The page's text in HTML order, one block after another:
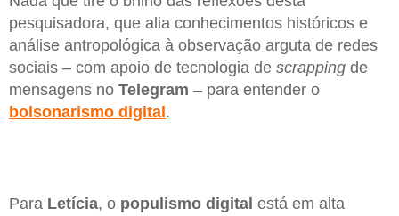
pesquisadora, que alia conhecimentos históricos e
análise antropológica à observação arguta de redes
sociais – com apoio de tecnologia de scrapping de
mensagens no Telegram – para entender o
bolsonarismo digital.
Para Letícia, o populismo digital está em alta